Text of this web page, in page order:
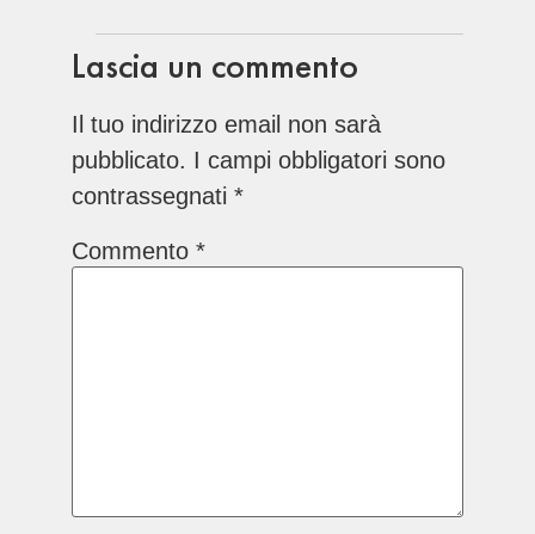
Lascia un commento
Il tuo indirizzo email non sarà
pubblicato. I campi obbligatori sono
contrassegnati *
Commento *